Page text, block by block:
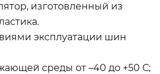
изготовленный из
эксплуатации шин
среды от –40 до +50 С;